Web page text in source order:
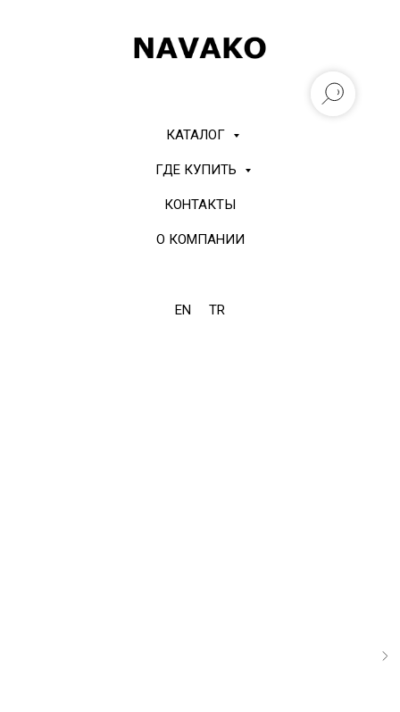
КАТАЛОГ
ГДЕ КУПИТЬ
КОНТАКТЫ
О КОМПАНИИ
EN TR